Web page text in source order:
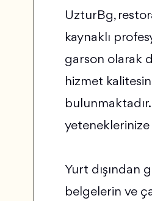
UzturBg,
kaynaklı
garson olarak
hizmet
yeteneklerinize
Yurt dışından
belgelerin ve